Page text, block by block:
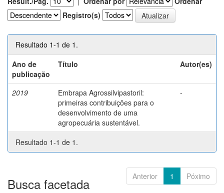
Registro(s)
Resultado 1-1 de 1.
Ano de
publicação
Título Autor(es)
2019
Embrapa Agrossilvipastoril:
primeiras contribuições para o
desenvolvimento de uma
agropecuária sustentável.
-
Resultado 1-1 de 1.
Anterior 1 Póximo
Busca facetada